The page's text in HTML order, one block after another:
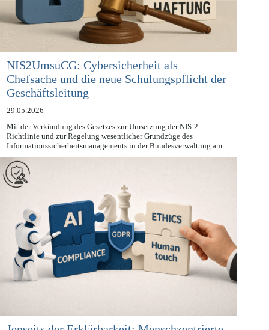
NIS2UmsuCG: Cybersicherheit als
Chefsache und die neue Schulungspflicht der
Geschäftsleitung
29.05.2026
Mit der Verkündung des Gesetzes zur Umsetzung der NIS-2-
Richtlinie und zur Regelung wesentlicher Grundzüge des
Informationssicherheitsmanagements in der Bundesverwaltung am…